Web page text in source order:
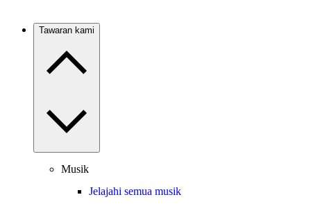
Tawaran kami
Musik
Jelajahi semua musik